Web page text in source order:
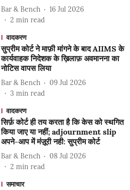
Bar & Bench
16 Jul 2026
2 min read
वादकरण
सुप्रीम कोर्ट ने माफ़ी मांगने के बाद AIIMS के
कार्यवाहक निदेशक के ख़िलाफ़ अवमानना ​​का
नोटिस वापस लिया
Bar & Bench
09 Jul 2026
3 min read
वादकरण
सिर्फ़ कोर्ट ही तय करता है कि केस को स्थगित
किया जाए या नहीं; adjournment slip
अपने-आप में मंज़ूरी नही: सुप्रीम कोर्ट
Bar & Bench
08 Jul 2026
2 min read
समाचार